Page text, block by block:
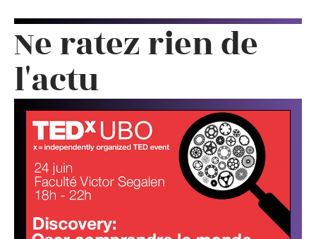
Ne ratez rien de
l'actu